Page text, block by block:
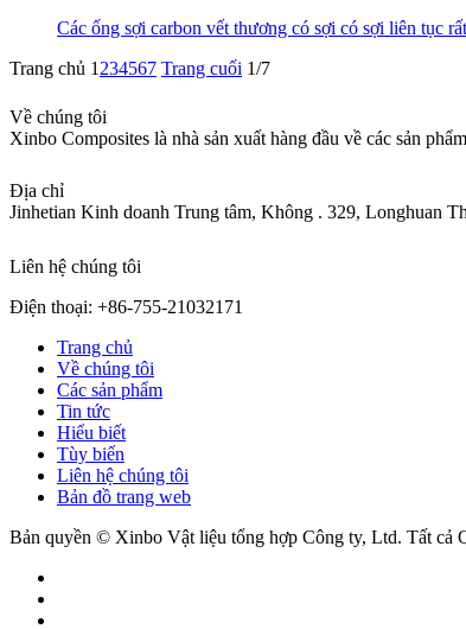
Các ống sợi carbon vết thương có sợi có sợi liên tục
Trang chủ 1 234567 Trang cuối 1/7
Về chúng tôi
Xinbo Composites là nhà sản xuất hàng đầu về các sản
Địa chỉ
Jinhetian Kinh doanh Trung tâm, Không . 329, Longhuan
Liên hệ chúng tôi
Điện thoại: +86-755-21032171
Trang chủ
Về chúng tôi
Các sản phẩm
Tin tức
Hiểu biết
Tùy biến
Liên hệ chúng tôi
Bản đồ trang web
Bản quyền © Xinbo Vật liệu tổng hợp Công ty, Ltd. Tất cả